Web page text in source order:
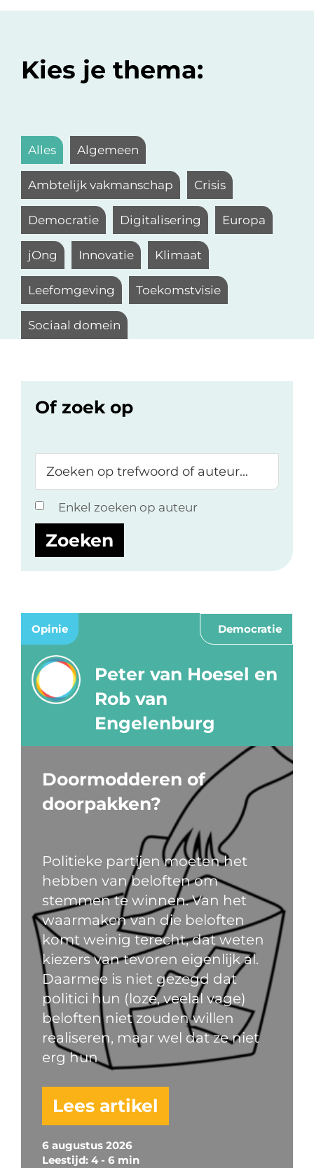
Kies je thema:
Alles Algemeen
Ambtelijk vakmanschap Crisis
Democratie Digitalisering Europa
jOng Innovatie Klimaat
Leefomgeving Toekomstvisie
Sociaal domein
Of zoek op
op
trefwoord
of
auteur...
Enkel zoeken op auteur
Opinie Democratie
6 augustus 2026
Leestijd: 4 - 6 min
Peter van Hoesel en
Rob van
Engelenburg
Doormodderen of
doorpakken?
Politieke partijen moeten het
hebben van beloften om
stemmen te winnen. Van het
waarmaken van die beloften
komt weinig terecht, dat weten
kiezers van tevoren eigenlijk al.
Daarmee is niet gezegd dat
politici hun (loze, veelal vage)
beloften niet zouden willen
realiseren, maar wel dat ze niet
erg hun
Lees artikel